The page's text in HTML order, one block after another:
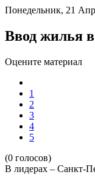
Понедельник, 21
Ввод жилья
Оцените материал
1
2
3
4
5
(0 голосов)
В лидерах – Санкт-